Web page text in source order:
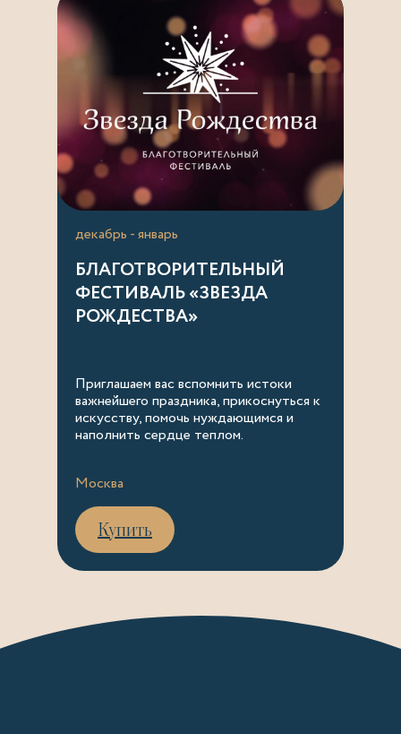
декабрь - январь
БЛАГОТВОРИТЕЛЬНЫЙ
ФЕСТИВАЛЬ «ЗВЕЗДА
РОЖДЕСТВА»
Приглашаем вас вспомнить истоки
важнейшего праздника, прикоснуться к
искусству, помочь нуждающимся и
наполнить сердце теплом.
Москва
Купить